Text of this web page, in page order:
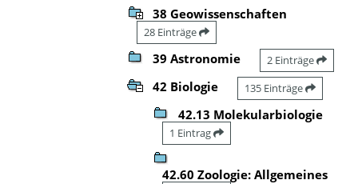
38 Geowissenschaften
28 Einträge
39 Astronomie 2 Einträge
42 Biologie 135 Einträge
42.13 Molekularbiologie
1 Eintrag
42.60 Zoologie: Allgemeines